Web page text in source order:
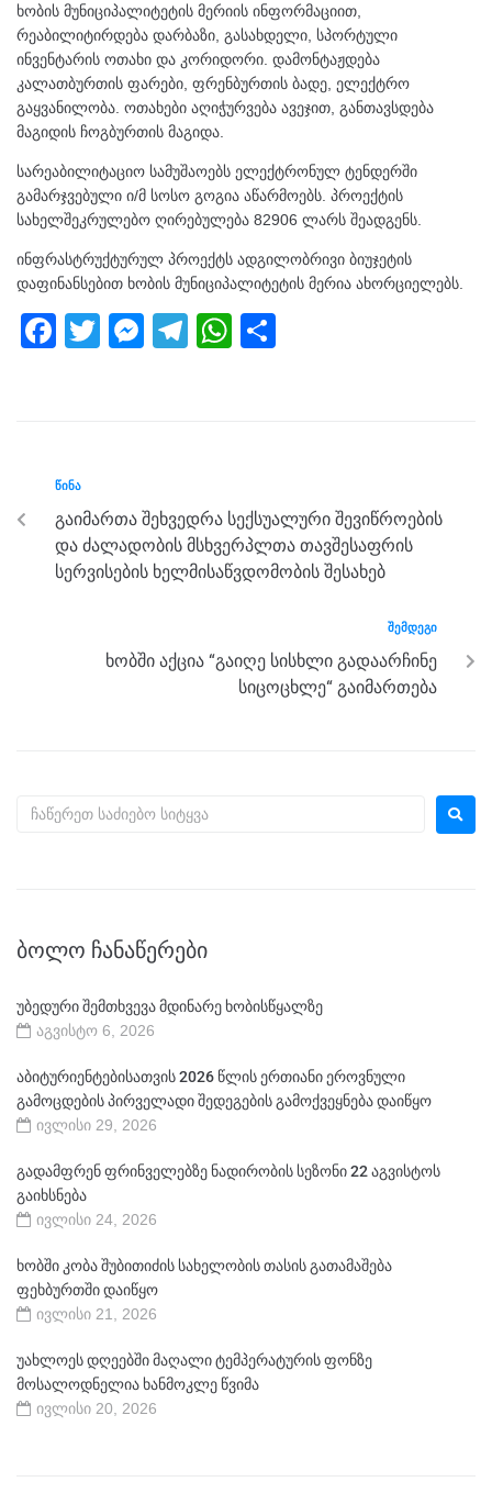
ხობის მუნიციპალიტეტის მერიის ინფორმაციით,
რეაბილიტირდება დარბაზი, გასახდელი, სპორტული
ინვენტარის ოთახი და კორიდორი. დამონტაჟდება
კალათბურთის ფარები, ფრენბურთის ბადე, ელექტრო
გაყვანილობა. ოთახები აღიჭურვება ავეჯით, განთავსდება
მაგიდის ჩოგბურთის მაგიდა.
სარეაბილიტაციო სამუშაოებს ელექტრონულ ტენდერში
გამარჯვებული ი/მ სოსო გოგია აწარმოებს. პროექტის
სახელშეკრულებო ღირებულება 82906 ლარს შეადგენს.
ინფრასტრუქტურულ პროექტს ადგილობრივი ბიუჯეტის
დაფინანსებით ხობის მუნიციპალიტეტის მერია ახორციელებს.
F
b
o
o
k
T
M
g
er
T
m
W
p
p
ᲬᲘᲜᲐ
გაიმართა შეხვედრა სექსუალური შევიწროების
და ძალადობის მსხვერპლთა თავშესაფრის
სერვისების ხელმისაწვდომობის შესახებ
ᲨᲔᲛᲓᲔᲒᲘ
ხობში აქცია “გაიღე სისხლი გადაარჩინე
სიცოცხლე“ გაიმართება
ᲑᲝᲚᲝ ᲩᲐᲜᲐᲬᲔᲠᲔᲑᲘ
უბედური შემთხვევა მდინარე ხობისწყალზე
აგვისტო 6, 2026
აბიტურიენტებისათვის 2026 წლის ერთიანი ეროვნული
გამოცდების პირველადი შედეგების გამოქვეყნება დაიწყო
ივლისი 29, 2026
გადამფრენ ფრინველებზე ნადირობის სეზონი 22 აგვისტოს
გაიხსნება
ივლისი 24, 2026
ხობში კობა შუბითიძის სახელობის თასის გათამაშება
ფეხბურთში დაიწყო
ივლისი 21, 2026
უახლოეს დღეებში მაღალი ტემპერატურის ფონზე
მოსალოდნელია ხანმოკლე წვიმა
ივლისი 20, 2026